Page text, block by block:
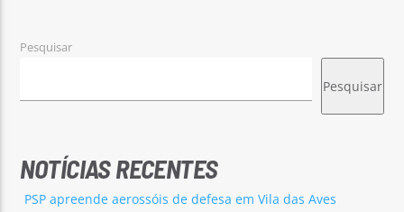
Pesquisar
Pesquisar
NOTÍCIAS RECENTES
PSP apreende aerossóis de defesa em Vila das Aves